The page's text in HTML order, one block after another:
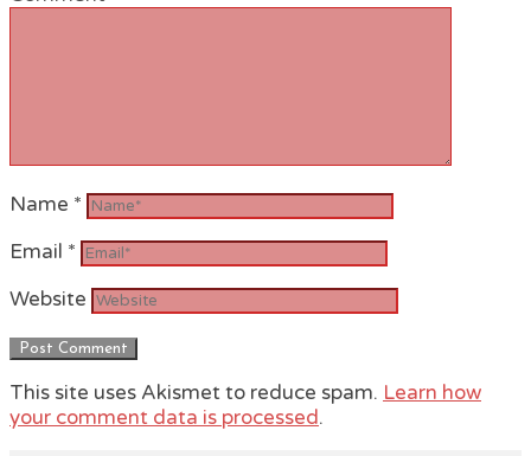
Name *
Email *
Website
This site uses Akismet to reduce spam. Learn how
your comment data is processed.